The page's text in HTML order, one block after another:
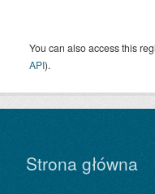
You can also access this
API).
Strona główna